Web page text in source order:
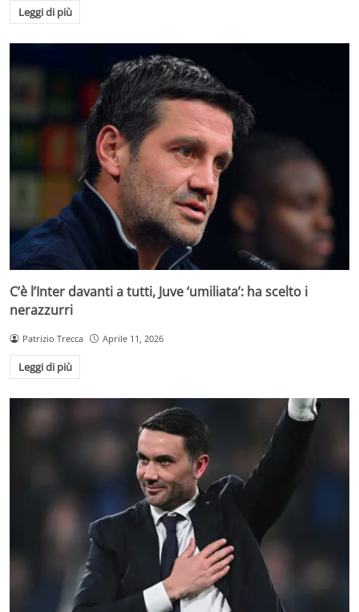
Leggi di più
C’è l’Inter davanti a tutti, Juve ‘umiliata’: ha scelto i
nerazzurri
Patrizio Trecca Aprile 11, 2026
Leggi di più